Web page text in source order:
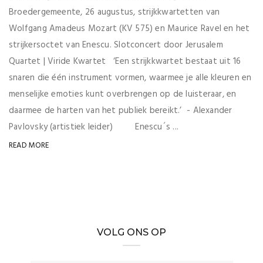
Broedergemeente, 26 augustus, strijkkwartetten van
Wolfgang Amadeus Mozart (KV 575) en Maurice Ravel en het
strijkersoctet van Enescu. Slotconcert door Jerusalem
Quartet | Viride Kwartet ‘Een strijkkwartet bestaat uit 16
snaren die één instrument vormen, waarmee je alle kleuren en
menselijke emoties kunt overbrengen op de luisteraar, en
daarmee de harten van het publiek bereikt.’ - Alexander
Pavlovsky (artistiek leider) Enescu´s ...
READ MORE
VOLG ONS OP